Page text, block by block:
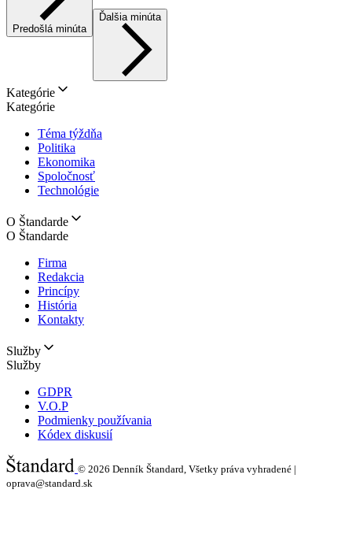
Predošlá minúta
Ďalšia minúta
Kategórie
Kategórie
Téma týždňa
Politika
Ekonomika
Spoločnosť
Technológie
O Štandarde
O Štandarde
Firma
Redakcia
Princípy
História
Kontakty
Služby
Služby
GDPR
V.O.P
Podmienky používania
Kódex diskusií
© 2026 Denník Štandard, Všetky práva vyhradené |
oprava@standard.sk